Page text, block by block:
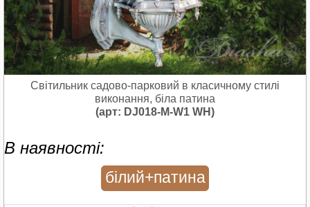
Світильник садово-парковий в класичному стилі
виконання, біла патина
(арт: DJ018-M-W1 WH)
В наявності:
білий+патина